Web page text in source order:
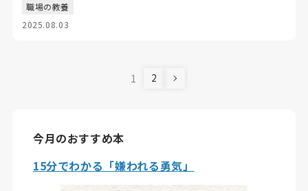
職場の教養
2025.08.03
1 2
今月のおすすめ本
15分でわかる「嫌われる勇気」